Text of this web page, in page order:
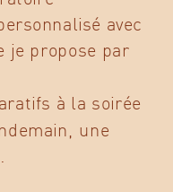
avec
je propose par
à la soirée
une